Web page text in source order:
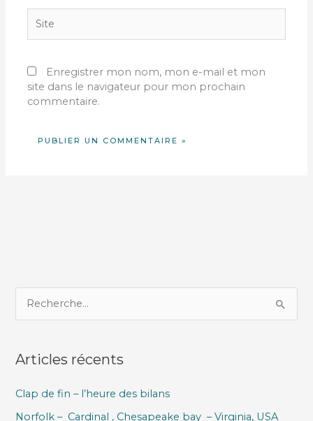
Enregistrer mon nom, mon e-mail et mon
site dans le navigateur pour mon prochain
commentaire.
e
h
r
c
Articles récents
Clap de fin – l’heure des bilans
Norfolk – Cardinal , Chesapeake bay – Virginia, USA